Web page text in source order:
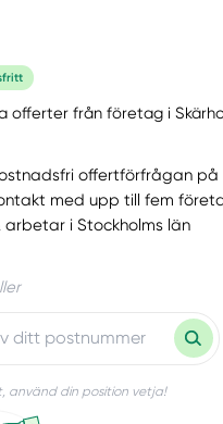
offerter från företag i
offertförfrågan
med upp till fem
arbetar i Stockholms län
använd din position vetja!